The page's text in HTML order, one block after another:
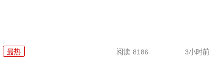
最热 阅读 8186 3小时前